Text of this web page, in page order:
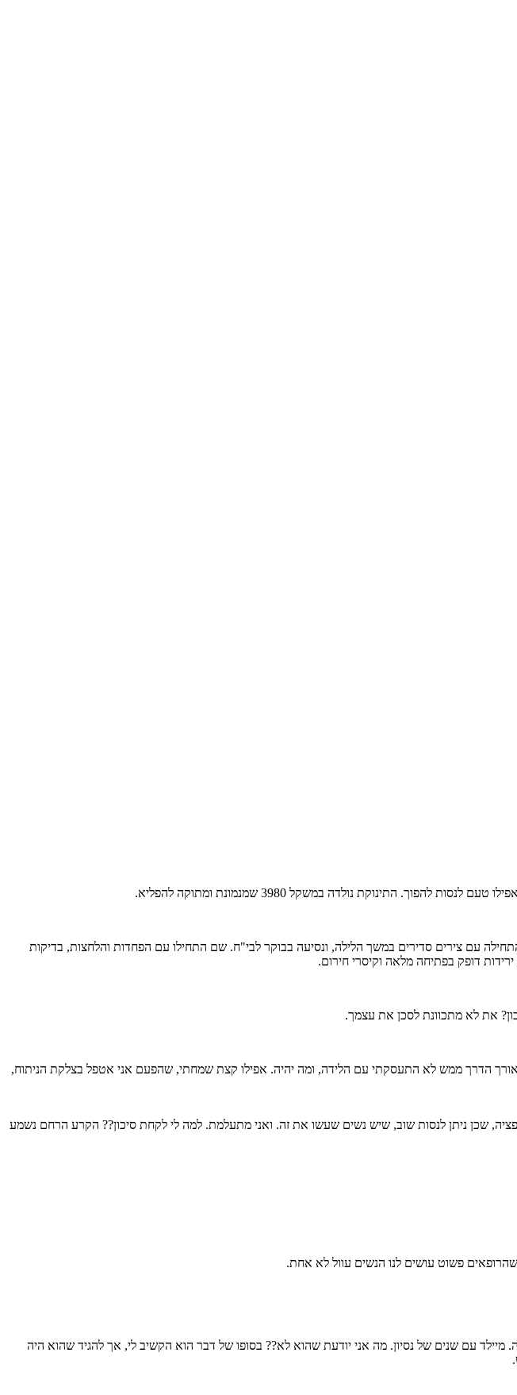
התינוקת נולדה במשקל 3980 שמנמונת ומתוקה להפליא.
אחריה נולדה עוד תינוקת בקיסרי חירום במשקל 3500 לאחר הערכת משקל של 4000. הלידה התחילה עם צירים סדירים במשך הלילה, ונסיעה בבוקר לבי"ח. שם התחילו עם הפחדות והלחצות, בדיקות
דופק בפתיחה מלאה וקיסרי חירום.
את לא מתכוונת לסכן את עצמך.
הדרך ממש לא התעסקתי עם הלידה, ומה יהיה. אפילו קצת שמחתי, שהפעם אני אטפל בצלקת הניתוח,
שכן ניתן לנסות שוב, שיש נשים שעשו את זה. ואני מתעלמת. למה לי לקחת סיכון?? הקרע הרחם נשמע
פשוט עושים לנו הנשים עוול לא אחת.
עם שנים של נסיון. מה אני יודעת שהוא לא?? בסופו של דבר הוא הקשיב לי, אך להגיד שהוא היה